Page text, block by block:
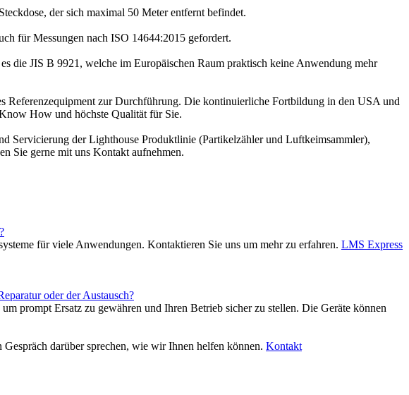
der sich maximal 50 Meter entfernt befindet.
für Messungen nach ISO 14644:2015 gefordert.
die JIS B 9921, welche im Europäischen Raum praktisch keine Anwendung mehr
Referenzequipment zur Durchführung. Die kontinuierliche Fortbildung in den USA und
How und höchste Qualität für Sie.
Servicierung der Lighthouse Produktlinie (Partikelzähler und Luftkeimsammler),
Sie gerne mit uns Kontakt aufnehmen.
für viele Anwendungen. Kontaktieren Sie uns um mehr zu erfahren. LMS Express
oder der Austausch?
prompt Ersatz zu gewähren und Ihren Betrieb sicher zu stellen. Die Geräte können
darüber sprechen, wie wir Ihnen helfen können. Kontakt